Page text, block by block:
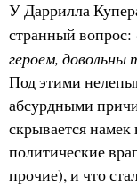
У Даррилла
странный вопрос:
героем, довольны
Под этими
абсурдными
скрывается
политические
прочие), и что